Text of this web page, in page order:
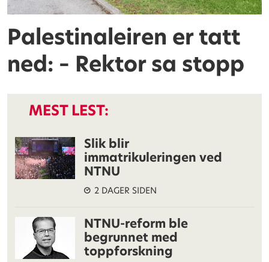
Palestinaleiren er tatt
ned: – Rektor sa stopp
MEST LEST:
Slik blir
immatrikuleringen ved
NTNU
2 DAGER SIDEN
NTNU-reform ble
begrunnet med
toppforskning